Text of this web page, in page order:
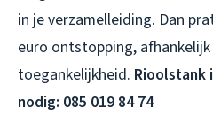
in je verzamelleiding. Dan
euro ontstopping,
toegankelijkheid. Rioolstank
nodig: 085 019 84 74